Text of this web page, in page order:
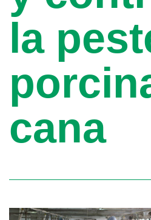
la
cana